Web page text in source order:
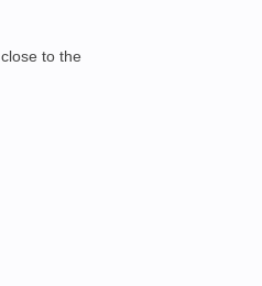
close to the